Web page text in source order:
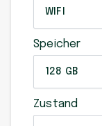
WIFI
Speicher
128 GB
Zustand